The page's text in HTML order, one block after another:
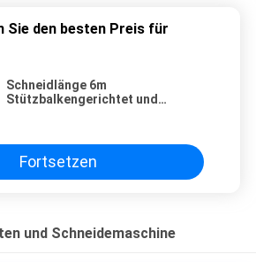
Sie den besten Preis für
Schneidlänge 6m
Stützbalkengerichtet und
Fortsetzen
und Schneidemaschine